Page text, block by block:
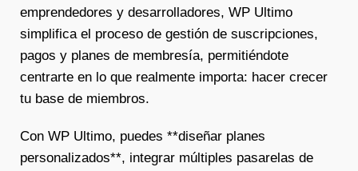
emprendedores y desarrolladores, WP Ultimo
simplifica el proceso de gestión de suscripciones,
pagos y planes de membresía, permitiéndote
centrarte en lo que realmente importa: hacer crecer
tu base de miembros.
Con WP Ultimo, puedes **diseñar planes
personalizados**, integrar múltiples pasarelas de